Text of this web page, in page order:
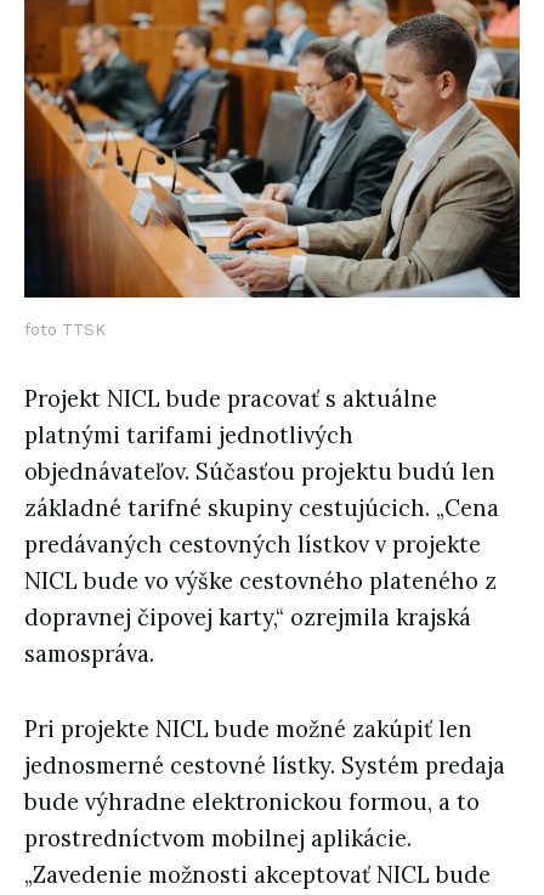
foto TTSK
Projekt NICL bude pracovať s aktuálne
platnými tarifami jednotlivých
objednávateľov. Súčasťou projektu budú len
základné tarifné skupiny cestujúcich. „Cena
predávaných cestovných lístkov v projekte
NICL bude vo výške cestovného plateného z
dopravnej čipovej karty,“ ozrejmila krajská
samospráva.
Pri projekte NICL bude možné zakúpiť len
jednosmerné cestovné lístky. Systém predaja
bude výhradne elektronickou formou, a to
prostredníctvom mobilnej aplikácie.
„Zavedenie možnosti akceptovať NICL bude